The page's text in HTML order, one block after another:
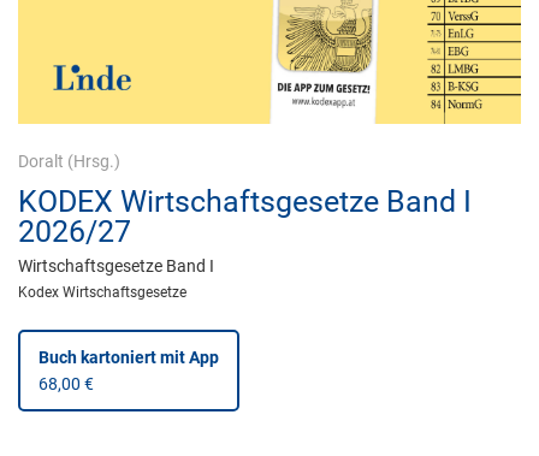
Doralt (Hrsg.)
KODEX Wirtschaftsgesetze Band I
2026/27
Wirtschaftsgesetze Band I
Kodex Wirtschaftsgesetze
Buch kartoniertmit App
68,00 €